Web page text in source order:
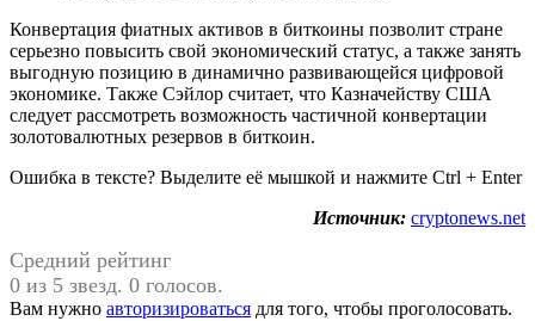
Конвертация фиатных активов в биткоины позволит стране
серьезно повысить свой экономический статус, а также занять
выгодную позицию в динамично развивающейся цифровой
экономике. Также Сэйлор считает, что Казначейству США
следует рассмотреть возможность частичной конвертации
золотовалютных резервов в биткоин.
Ошибка в тексте? Выделите её мышкой и нажмите Ctrl + Enter
Источник: cryptonews.net
Средний рейтинг
0 из 5 звезд. 0 голосов.
Вам нужно авторизироваться для того, чтобы проголосовать.